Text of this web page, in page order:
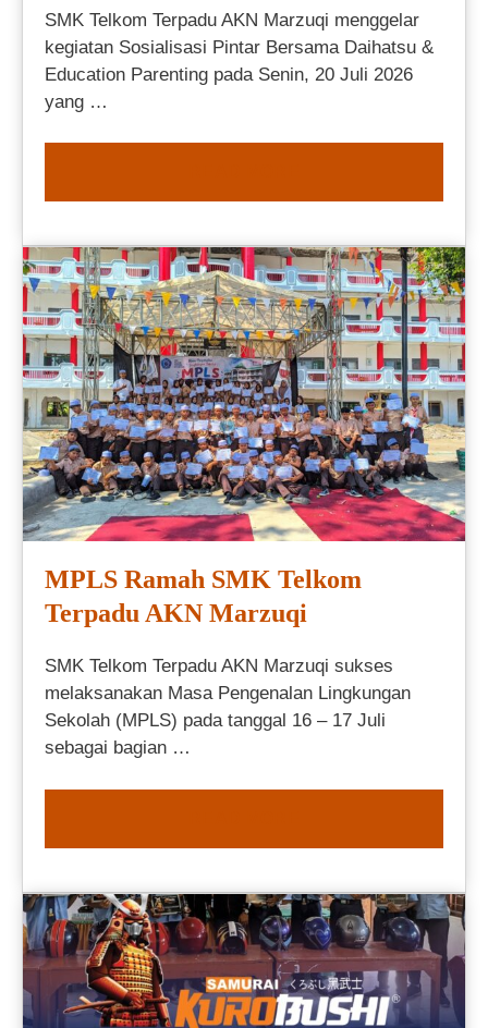
SMK Telkom Terpadu AKN Marzuqi menggelar
kegiatan Sosialisasi Pintar Bersama Daihatsu &
Education Parenting pada Senin, 20 Juli 2026
yang …
MPLS Ramah SMK Telkom
Terpadu AKN Marzuqi
SMK Telkom Terpadu AKN Marzuqi sukses
melaksanakan Masa Pengenalan Lingkungan
Sekolah (MPLS) pada tanggal 16 – 17 Juli
sebagai bagian …